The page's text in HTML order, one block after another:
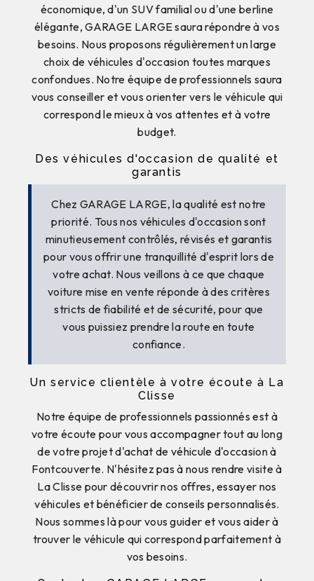
économique, d'un SUV familial ou d'une berline
élégante, GARAGE LARGE saura répondre à vos
besoins. Nous proposons régulièrement un large
choix de véhicules d'occasion toutes marques
confondues. Notre équipe de professionnels saura
vous conseiller et vous orienter vers le véhicule qui
correspond le mieux à vos attentes et à votre
budget.
Des véhicules d'occasion de qualité et
garantis
Chez GARAGE LARGE, la qualité est notre
priorité. Tous nos véhicules d'occasion sont
minutieusement contrôlés, révisés et garantis
pour vous offrir une tranquillité d'esprit lors de
votre achat. Nous veillons à ce que chaque
voiture mise en vente réponde à des critères
stricts de fiabilité et de sécurité, pour que
vous puissiez prendre la route en toute
confiance.
Un service clientèle à votre écoute à La
Clisse
Notre équipe de professionnels passionnés est à
votre écoute pour vous accompagner tout au long
de votre projet d'achat de véhicule d'occasion à
Fontcouverte. N'hésitez pas à nous rendre visite à
La Clisse pour découvrir nos offres, essayer nos
véhicules et bénéficier de conseils personnalisés.
Nous sommes là pour vous guider et vous aider à
trouver le véhicule qui correspond parfaitement à
vos besoins.